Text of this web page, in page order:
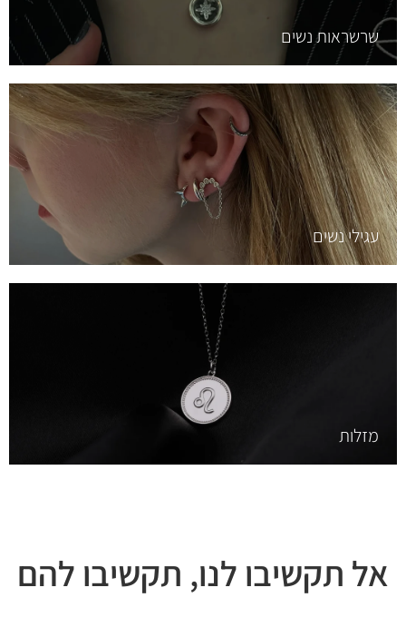
שרשראות נשים
עגילי נשים
מזלות
אל תקשיבו לנו, תקשיבו להם